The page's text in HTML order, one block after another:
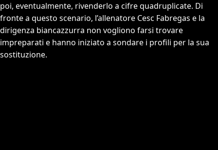
poi, eventualmente, rivenderlo a cifre quadruplicate. Di
fronte a questo scenario, l’allenatore Cesc Fabregas e la
dirigenza biancazzurra non vogliono farsi trovare
impreparati e hanno iniziato a sondare i profili per la sua
sostituzione.